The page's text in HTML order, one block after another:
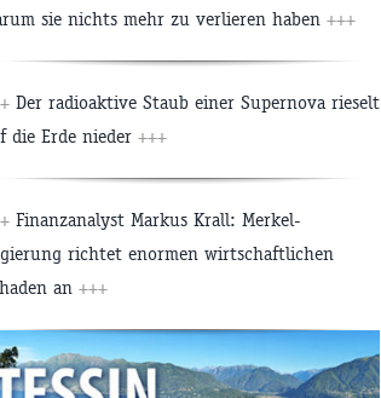
sie nichts mehr zu verlieren haben +++
Der radioaktive Staub einer Supernova rieselt
die Erde nieder +++
Finanzanalyst Markus Krall: Merkel-
richtet enormen wirtschaftlichen
an +++